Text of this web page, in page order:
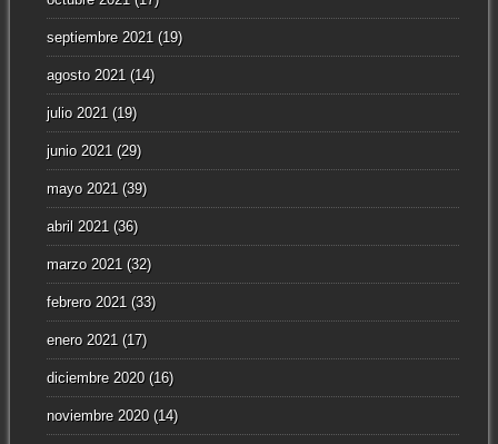
septiembre 2021(19)
agosto 2021(14)
julio 2021(19)
junio 2021(29)
mayo 2021(39)
abril 2021(36)
marzo 2021(32)
febrero 2021(33)
enero 2021(17)
diciembre 2020(16)
noviembre 2020(14)